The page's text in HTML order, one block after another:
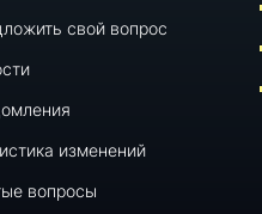
свой вопрос
изменений
вопросы